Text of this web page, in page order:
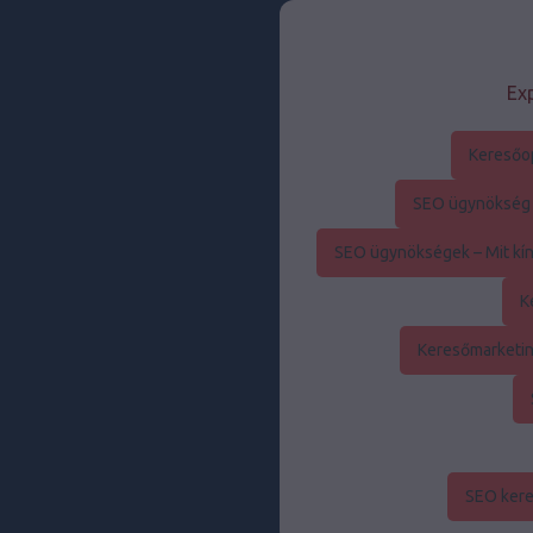
SEO
SEO ügynökségek – Mit
SEO